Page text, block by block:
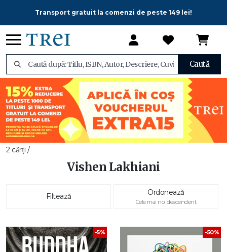
Transport gratuit la comenzi de peste 149 lei!
Caută
2 cărți /
Vishen Lakhiani
Filtează Ordonează
Cele mai noi descendent
-5% -50%